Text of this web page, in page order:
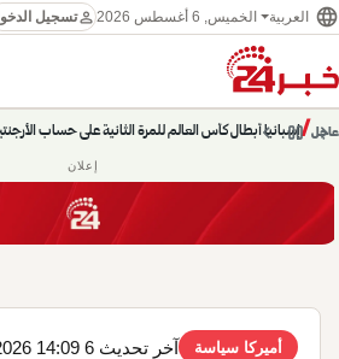
language العربية الخميس, 6 أغسطس 2026 personتسجيل
عاجل/إسبانيا أبطال كأس العالم للمرة الثانية على حساب
chevron_right
pause
chevron_left
إعلان
أميركا سياسة آخر تحديث 6 June 2026 14:09